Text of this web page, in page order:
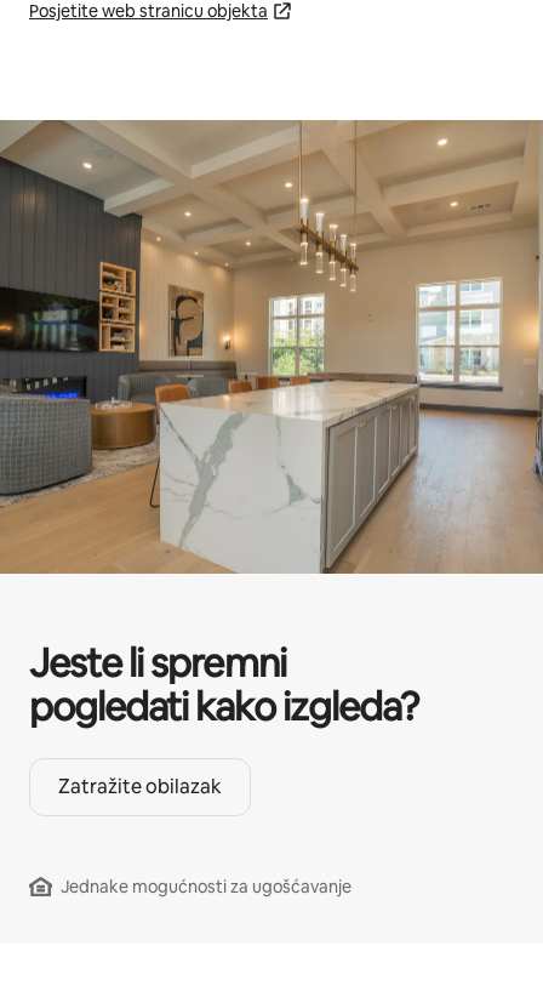
Posjetite web stranicu objekta
Jeste li spremni
pogledati kako izgleda?
Zatražite obilazak
Jednake mogućnosti za ugošćavanje